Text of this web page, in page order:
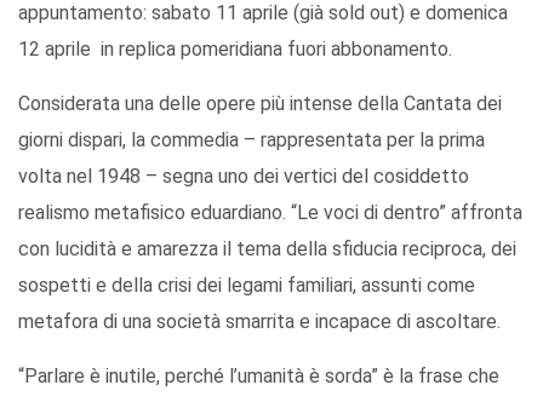
appuntamento: sabato 11 aprile (già sold out) e domenica
12 aprile in replica pomeridiana fuori abbonamento.
Considerata una delle opere più intense della Cantata dei
giorni dispari, la commedia – rappresentata per la prima
volta nel 1948 – segna uno dei vertici del cosiddetto
realismo metafisico eduardiano. “Le voci di dentro” affronta
con lucidità e amarezza il tema della sfiducia reciproca, dei
sospetti e della crisi dei legami familiari, assunti come
metafora di una società smarrita e incapace di ascoltare.
“Parlare è inutile, perché l’umanità è sorda” è la frase che